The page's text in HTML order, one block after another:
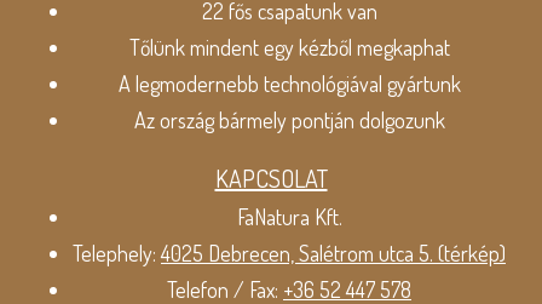
22 fős csapatunk van
Tőlünk mindent egy kézből megkaphat
A legmodernebb technológiával gyártunk
Az ország bármely pontján dolgozunk
KAPCSOLAT
FaNatura Kft.
Telephely:4025 Debrecen, Salétrom utca 5. (térkép)
Telefon / Fax: +36 52 447 578